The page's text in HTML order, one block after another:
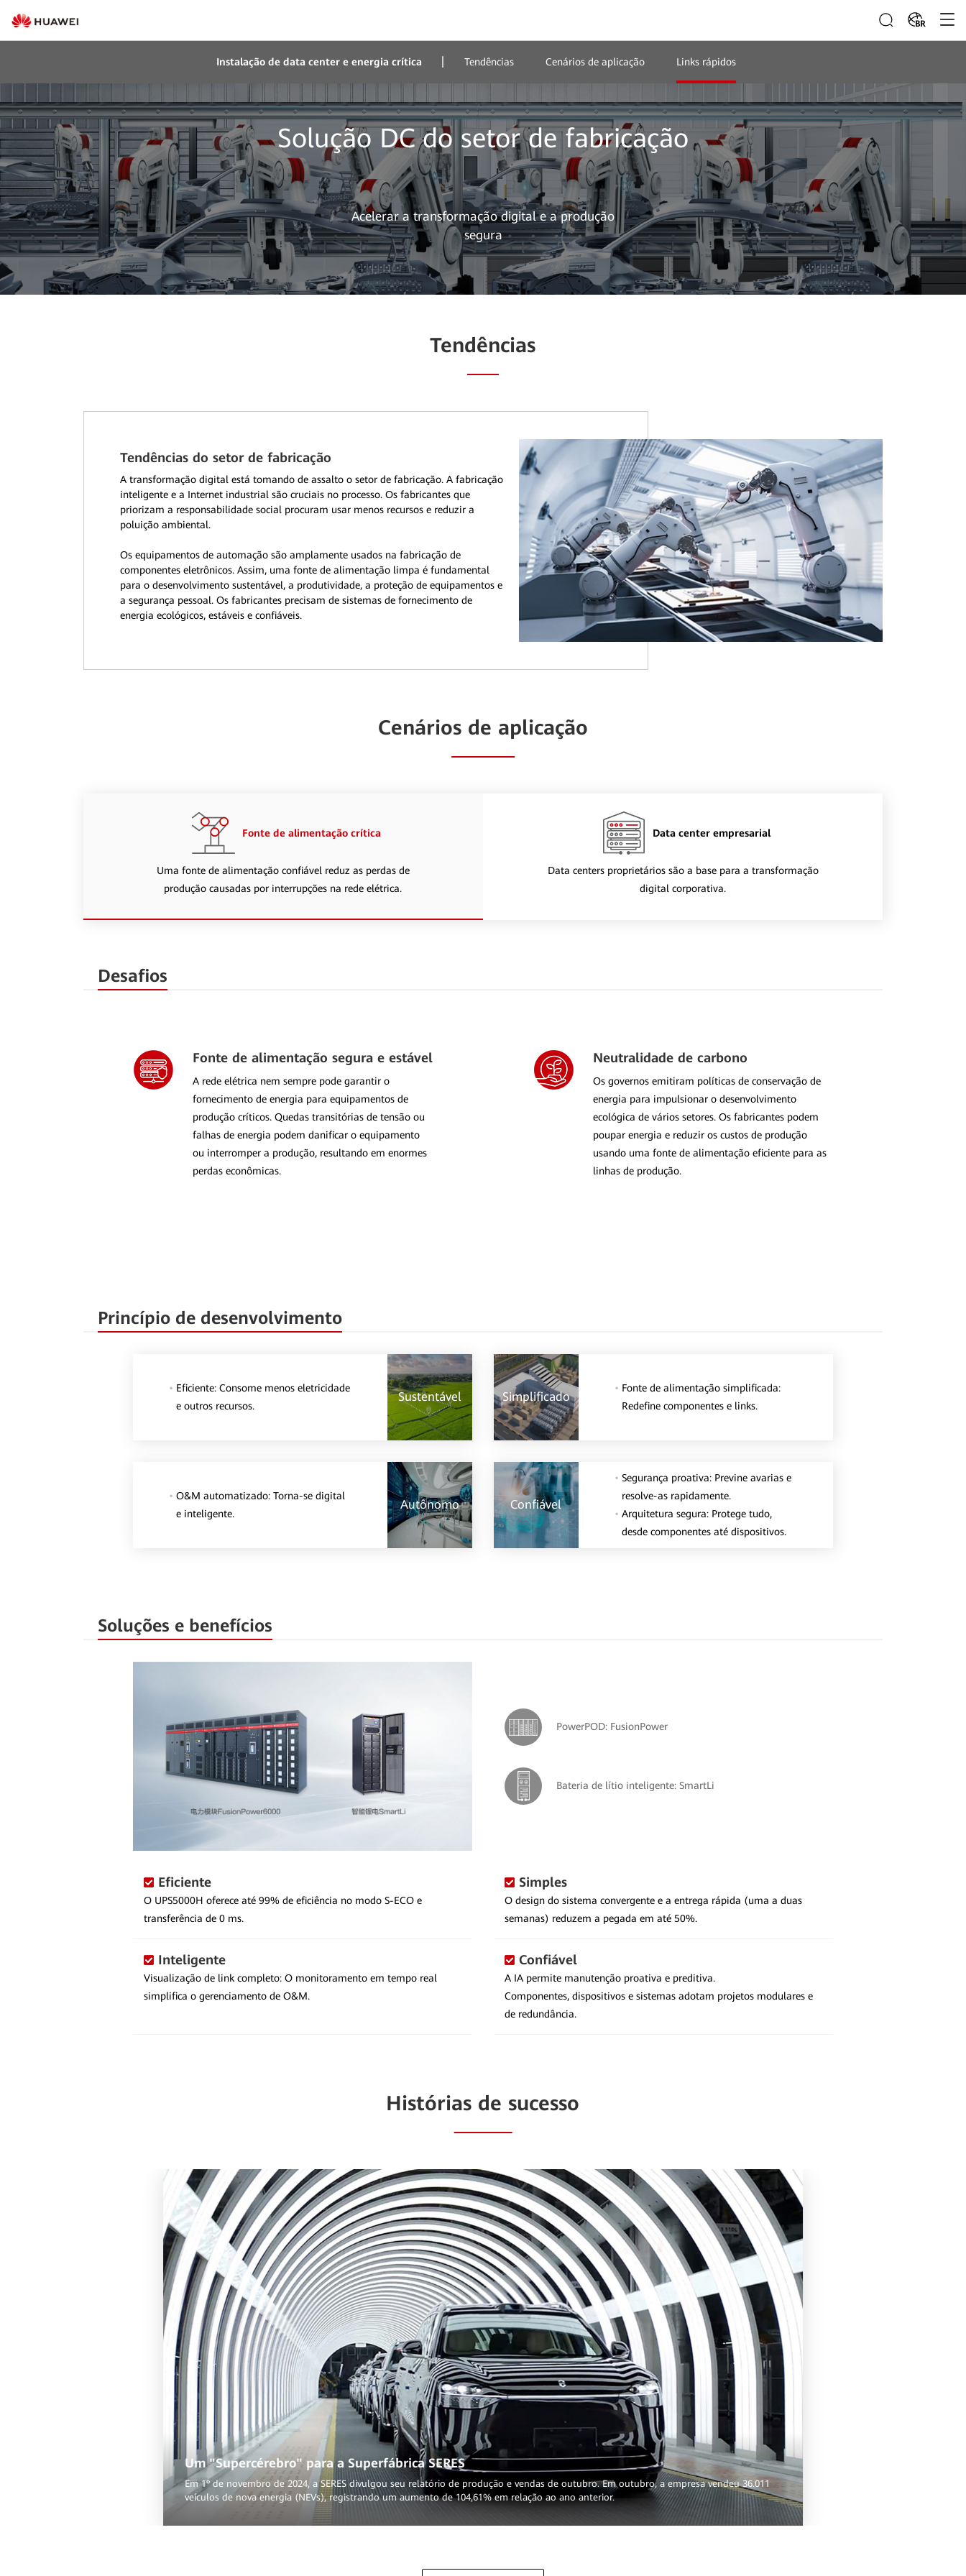
BR
Instalação de data center e energia crítica Tendências Cenários de aplicação Links rápidos
Solução DC do setor de fabricação
Acelerar a transformação digital e a produção
segura
Tendências
Tendências do setor de fabricação
A transformação digital está tomando de assalto o setor de fabricação. A fabricação
inteligente e a Internet industrial são cruciais no processo. Os fabricantes que
priorizam a responsabilidade social procuram usar menos recursos e reduzir a
poluição ambiental.
Os equipamentos de automação são amplamente usados na fabricação de
componentes eletrônicos. Assim, uma fonte de alimentação limpa é fundamental
para o desenvolvimento sustentável, a produtividade, a proteção de equipamentos e
a segurança pessoal. Os fabricantes precisam de sistemas de fornecimento de
energia ecológicos, estáveis e confiáveis.
Cenários de aplicação
Fonte de alimentação crítica
Uma fonte de alimentação confiável reduz as perdas de
produção causadas por interrupções na rede elétrica.
Data center empresarial
Data centers proprietários são a base para a transformação
digital corporativa.
Desafios
Fonte de alimentação segura e estável
A rede elétrica nem sempre pode garantir o
fornecimento de energia para equipamentos de
produção críticos. Quedas transitórias de tensão ou
falhas de energia podem danificar o equipamento
ou interromper a produção, resultando em enormes
perdas econômicas.
Neutralidade de carbono
Os governos emitiram políticas de conservação de
energia para impulsionar o desenvolvimento
ecológica de vários setores. Os fabricantes podem
poupar energia e reduzir os custos de produção
usando uma fonte de alimentação eficiente para as
linhas de produção.
Princípio de desenvolvimento
Eficiente: Consome menos eletricidade
e outros recursos.
Sustentável Simplificado
Fonte de alimentação simplificada:
Redefine componentes e links.
O&M automatizado: Torna-se digital
e inteligente.
Autônomo Confiável
Segurança proativa: Previne avarias e
resolve-as rapidamente.
Arquitetura segura: Protege tudo,
desde componentes até dispositivos.
Soluções e benefícios
PowerPOD: FusionPower
Bateria de lítio inteligente: SmartLi
Eficiente
O UPS5000H oferece até 99% de eficiência no modo S-ECO e
transferência de 0 ms.
Simples
O design do sistema convergente e a entrega rápida (uma a duas
semanas) reduzem a pegada em até 50%.
Inteligente
Visualização de link completo: O monitoramento em tempo real
simplifica o gerenciamento de O&M.
Confiável
A IA permite manutenção proativa e preditiva.
Componentes, dispositivos e sistemas adotam projetos modulares e
de redundância.
Histórias de sucesso
Um "Supercérebro" para a Superfábrica SERES
Em 1º de novembro de 2024, a SERES divulgou seu relatório de produção e vendas de outubro. Em outubro, a empresa vendeu 36.011
veículos de nova energia (NEVs), registrando um aumento de 104,61% em relação ao ano anterior.